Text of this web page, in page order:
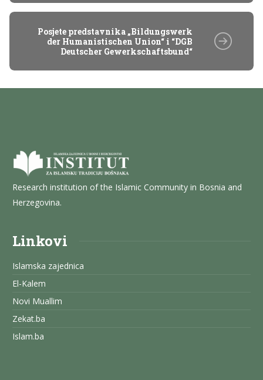
Posjete predstavnika „Bildungswerk
der Humanistischen Union“ i “DGB
Deutscher Gewerkschaftsbund“
Research institution of the Islamic Community in Bosnia and
Herzegovina.
Linkovi
Islamska zajednica
El-Kalem
Novi Muallim
Zekat.ba
Islam.ba